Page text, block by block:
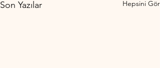
Son Yazılar Hepsini Gör